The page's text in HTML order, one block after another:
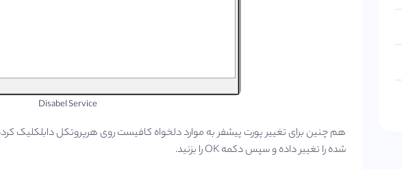
Disabel Service
شده را تغییر داده و سپس دکمه OK را بزنید.